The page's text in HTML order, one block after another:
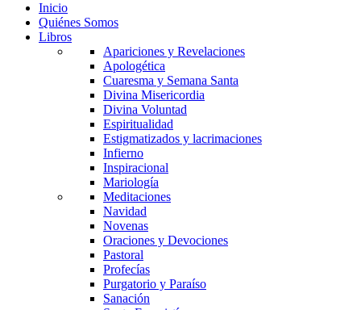
Inicio
Quiénes Somos
Libros
Apariciones y Revelaciones
Apologética
Cuaresma y Semana Santa
Divina Misericordia
Divina Voluntad
Espiritualidad
Estigmatizados y lacrimaciones
Infierno
Inspiracional
Mariología
Meditaciones
Navidad
Novenas
Oraciones y Devociones
Pastoral
Profecías
Purgatorio y Paraíso
Sanación